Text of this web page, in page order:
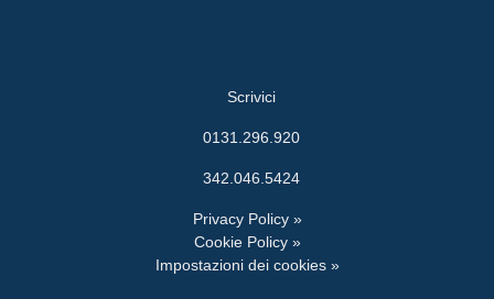
Scrivici
0131.296.920
342.046.5424
Privacy Policy »
Cookie Policy »
Impostazioni dei cookies »